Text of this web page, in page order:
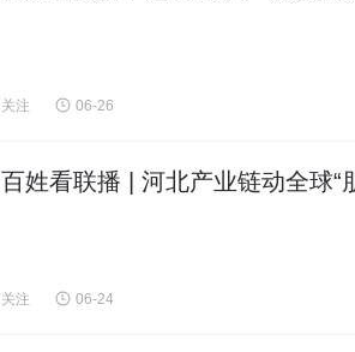
关注 06-26
百姓看联播 | 河北产业链动全球“
关注 06-24